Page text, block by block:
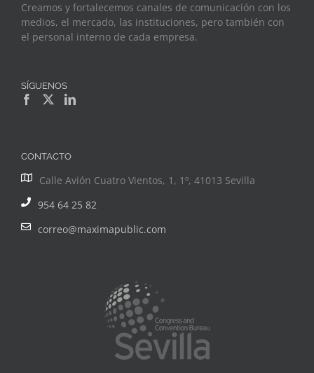
Creamos y fortalecemos canales de comunicación con los
medios, el mercado, las instituciones, pero también con
el personal interno de cada empresa.
SÍGUENOS
CONTACTO
Calle Avión Cuatro Vientos, 1, 1º, 41013 Sevilla
954 64 25 82
correo@maximapublic.com